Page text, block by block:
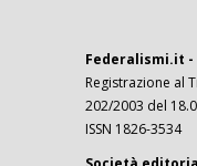
Federalismi.it
Registrazione al
202/2003 del
ISSN 1826-3534